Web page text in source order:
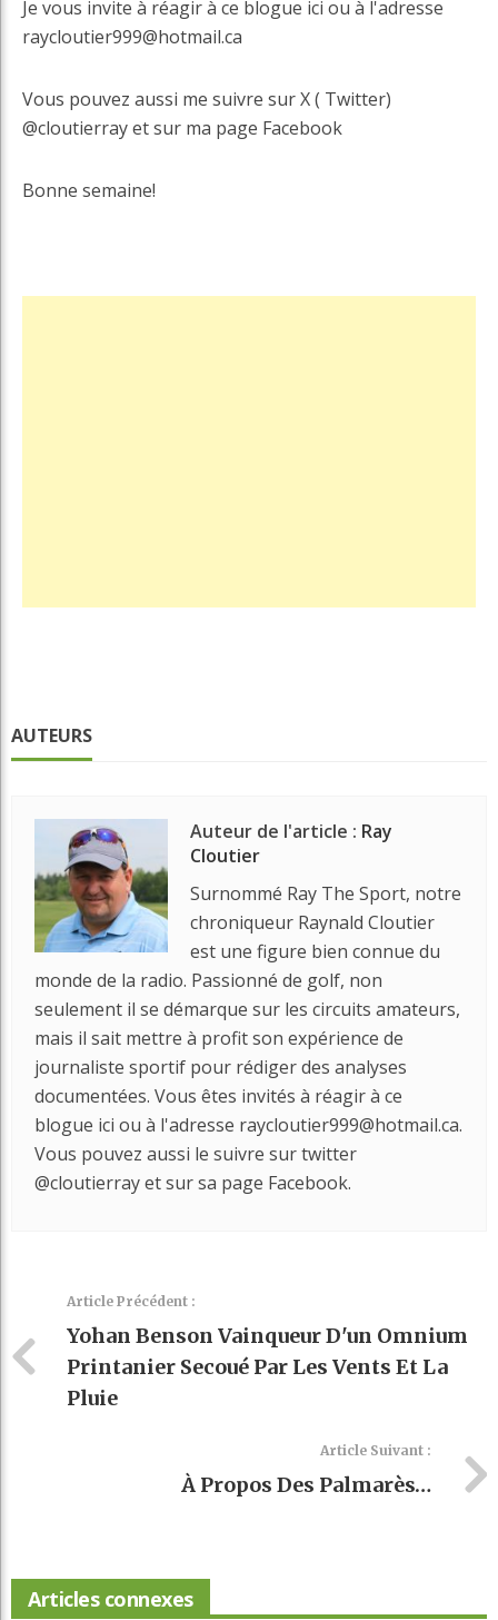
Je vous invite à réagir à ce blogue ici ou à l'adresse
raycloutier999@hotmail.ca
Vous pouvez aussi me suivre sur X ( Twitter)
@cloutierray et sur ma page Facebook
Bonne semaine!
AUTEURS
Auteur de l'article : Ray
Cloutier
Surnommé Ray The Sport, notre
chroniqueur Raynald Cloutier
est une figure bien connue du
monde de la radio. Passionné de golf, non
seulement il se démarque sur les circuits amateurs,
mais il sait mettre à profit son expérience de
journaliste sportif pour rédiger des analyses
documentées. Vous êtes invités à réagir à ce
blogue ici ou à l'adresse raycloutier999@hotmail.ca.
Vous pouvez aussi le suivre sur twitter
@cloutierray et sur sa page Facebook.
Article Précédent :
Yohan Benson Vainqueur D'un Omnium
Printanier Secoué Par Les Vents Et La
Pluie
Article Suivant :
À Propos Des Palmarès…
Articles connexes